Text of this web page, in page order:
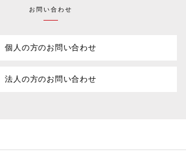
お問い合わせ
個人の方のお問い合わせ
法人の方のお問い合わせ